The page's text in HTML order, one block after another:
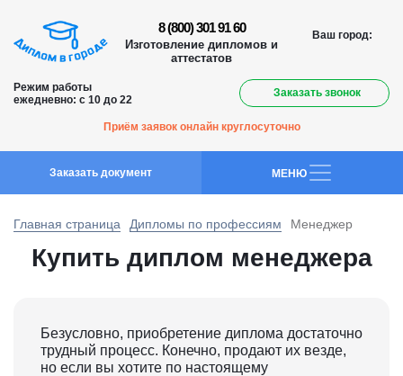
8 (800) 301 91 60
Изготовление дипломов и
аттестатов
Ваш город:
Режим работы
ежедневно: с 10 до 22
Заказать звонок
Приём заявок онлайн круглосуточно
Заказать документ MEНЮ
Главная страница Дипломы по профессиям Менеджер
Купить диплом менеджера
Безусловно, приобретение диплома достаточно
трудный процесс. Конечно, продают их везде,
но если вы хотите по настоящему